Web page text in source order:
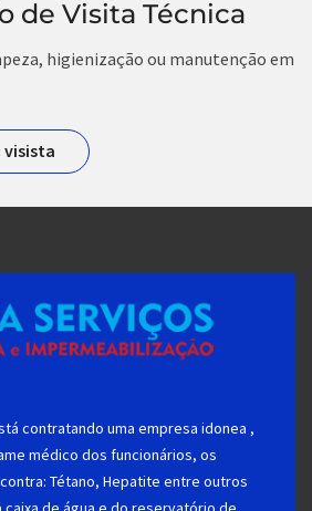
de Visita Técnica
higienização ou manutenção em
visista
contratando uma empresa idonea ,
médico dos funcionários, os
Tétano, Hepatite entre outros